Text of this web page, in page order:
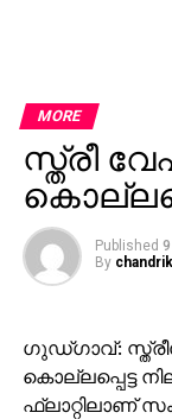
MORE
സ്ത്രീ
Published
By
ഗുഡ്ഗാവ്:
കൊല്ലപ്പെട്ട
ഫ്‌ലാറ്റിലാണ്